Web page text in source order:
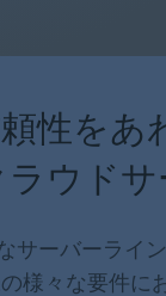
性をあ
ウド
サーバーライ
様々な要件に